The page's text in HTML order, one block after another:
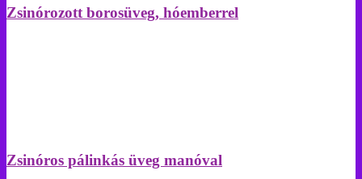
Zsinórozott borosüveg, hóemberrel
Zsinóros pálinkás üveg manóval